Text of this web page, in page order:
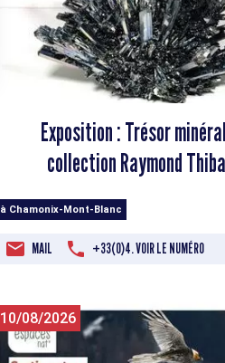
Exposition : Trésor
collection Raymond
à Chamonix-Mont-Blanc
MAIL +33(0)4. VOIR LE NUMÉRO
10/08/2026